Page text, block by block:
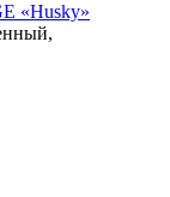
«Husky»